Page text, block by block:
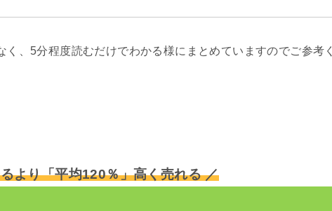
、5分程度読むだけでわかる様にまとめていますのでご参考く
より「平均120％」高く売れる ／